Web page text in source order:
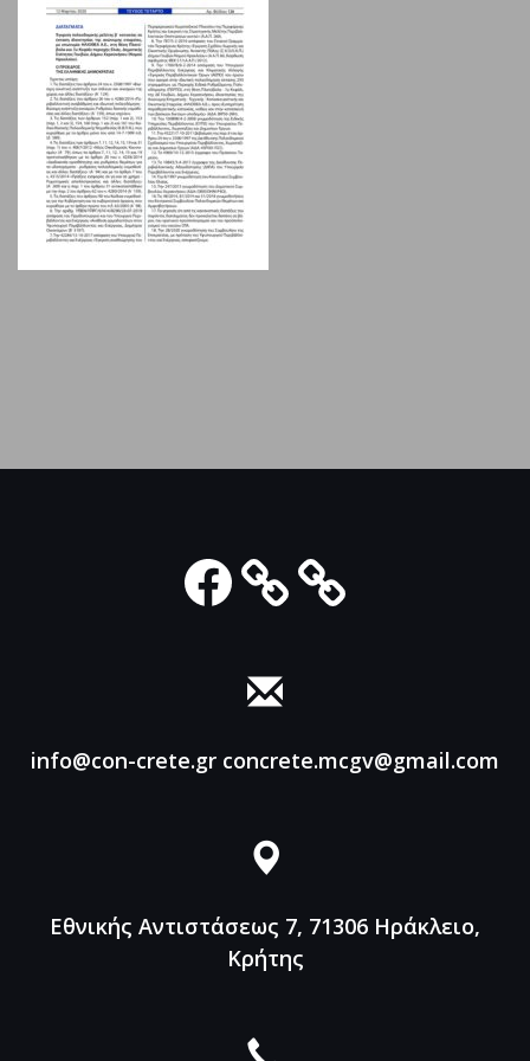
Facebook
info@con-crete.gr concrete.mcgv@gmail.com
Εθνικής Αντιστάσεως 7, 71306 Ηράκλειο,
Κρήτης